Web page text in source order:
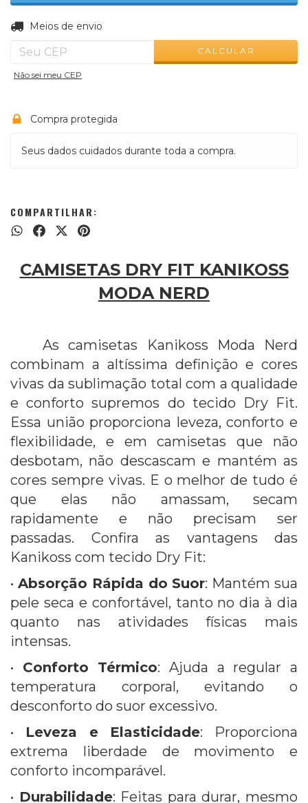
Entregas para o CEP:
Meios de envio
CALCULAR
Não sei meu CEP
Compra protegida
Seus dados cuidados durante toda a compra.
COMPARTILHAR:
CAMISETAS DRY FIT KANIKOSS
MODA NERD
As camisetas Kanikoss Moda Nerd
combinam a altíssima definição e cores
vivas da sublimação total com a qualidade
e conforto supremos do tecido Dry Fit.
Essa união proporciona leveza, conforto e
flexibilidade, e em camisetas que não
desbotam, não descascam e mantém as
cores sempre vivas. E o melhor de tudo é
que elas não amassam, secam
rapidamente e não precisam ser
passadas.
Confira as vantagens das
Kanikoss com tecido Dry Fit:
• Absorção Rápida do Suor: Mantém sua
pele seca e confortável, tanto no dia à dia
quanto nas atividades físicas mais
intensas.
• Conforto Térmico: Ajuda a regular a
temperatura corporal, evitando o
desconforto do suor excessivo.
• Leveza e Elasticidade: Proporciona
extrema liberdade de movimento e
conforto incomparável.
• Durabilidade: Feitas para durar, mesmo